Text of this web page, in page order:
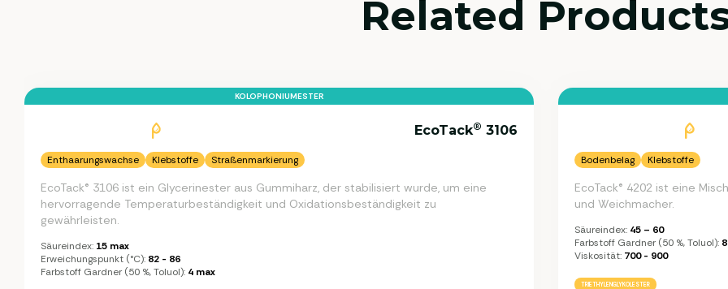
Related
KOLOPHONIUMESTER
EcoTack® 3106
Enthaarungswachse Klebstoffe Straßenmarkierung
EcoTack® 3106 ist ein Glycerinester aus Gummiharz, der stabilisiert wurde, um eine
hervorragende Temperaturbeständigkeit und Oxidationsbeständigkeit zu
gewährleisten.
Säureindex: 15 max
Erweichungspunkt (°C): 82 - 86
Farbstoff Gardner (50 %, Toluol): 4 max
Bodenbelag Klebstoffe
EcoTack® 4202 ist eine
und Weichmacher.
Säureindex: 45 – 60
Farbstoff Gardner (50 %, Toluol):
Viskosität: 700 - 900
TRIETHYLENGLYKOLESTER